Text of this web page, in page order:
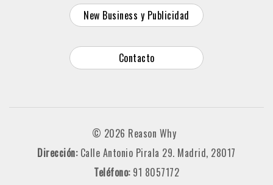
New Business y Publicidad
Contacto
© 2026 Reason Why
Dirección: Calle Antonio Pirala 29. Madrid, 28017
Teléfono: 91 8057172